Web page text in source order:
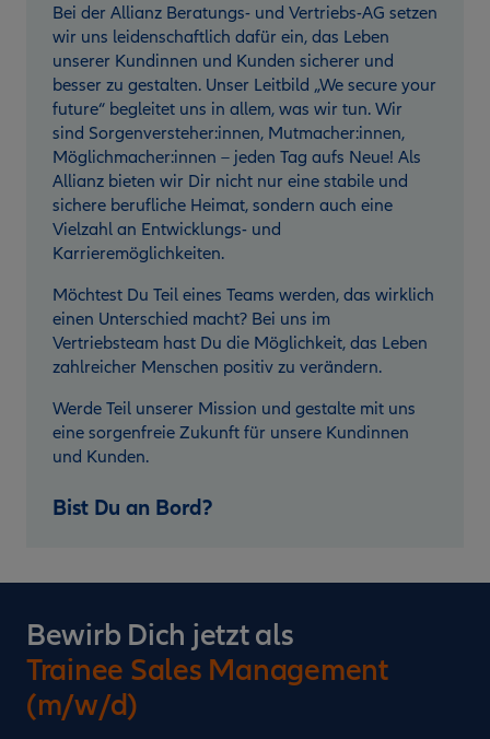
Bei der Allianz Beratungs- und Vertriebs-AG setzen
wir uns leidenschaftlich dafür ein, das Leben
unserer Kundinnen und Kunden sicherer und
besser zu gestalten. Unser Leitbild „We secure your
future“ begleitet uns in allem, was wir tun. Wir
sind Sorgenversteher:innen, Mutmacher:innen,
Möglichmacher:innen – jeden Tag aufs Neue! Als
Allianz bieten wir Dir nicht nur eine stabile und
sichere berufliche Heimat, sondern auch eine
Vielzahl an Entwicklungs- und
Karrieremöglichkeiten.
Möchtest Du Teil eines Teams werden, das wirklich
einen Unterschied macht? Bei uns im
Vertriebsteam hast Du die Möglichkeit, das Leben
zahlreicher Menschen positiv zu verändern.
Werde Teil unserer Mission und gestalte mit uns
eine sorgenfreie Zukunft für unsere Kundinnen
und Kunden.
Bist Du an Bord?
Bewirb Dich jetzt als
Trainee Sales Management
(m/w/d)